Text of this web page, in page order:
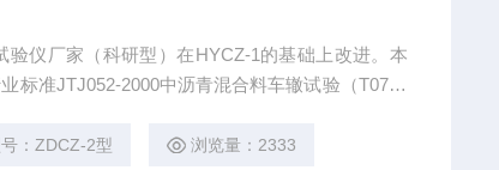
仪厂家（科研型）在HYCZ-1的基础上改进。本
标准JTJ052-2000中沥青混合料车辙试验（T0719
：ZDCZ-2型 浏览量：2333